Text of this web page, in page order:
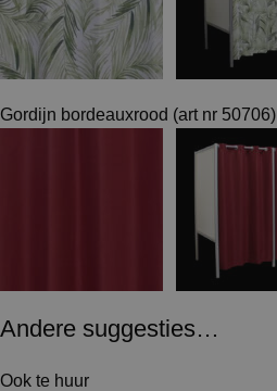
Gordijn bordeauxrood (art nr 50706)
Andere suggesties…
Ook te huur